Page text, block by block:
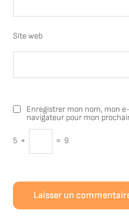
Site web
Enregistrer mon nom, mon
navigateur pour mon
5 + = 9